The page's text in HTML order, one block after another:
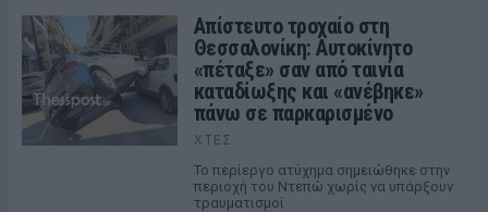
Απίστευτο τροχαίο στη
Θεσσαλονίκη: Αυτοκίνητο
«πέταξε» σαν από ταινία
καταδίωξης και «ανέβηκε»
πάνω σε παρκαρισμένο
ΧΤΕΣ
Το περίεργο ατύχημα σημειώθηκε στην
περιοχή του Ντεπώ χωρίς να υπάρξουν
τραυματισμοί